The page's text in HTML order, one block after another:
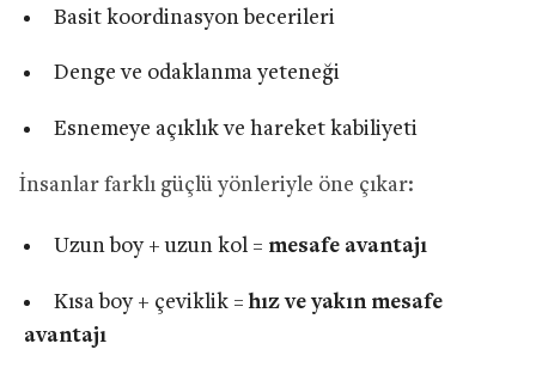
Basit koordinasyon becerileri
Denge ve odaklanma yeteneği
Esnemeye açıklık ve hareket kabiliyeti
İnsanlar farklı güçlü yönleriyle öne çıkar:
Uzun boy + uzun kol = mesafe avantajı
Kısa boy + çeviklik = hız ve yakın mesafe
avantajı